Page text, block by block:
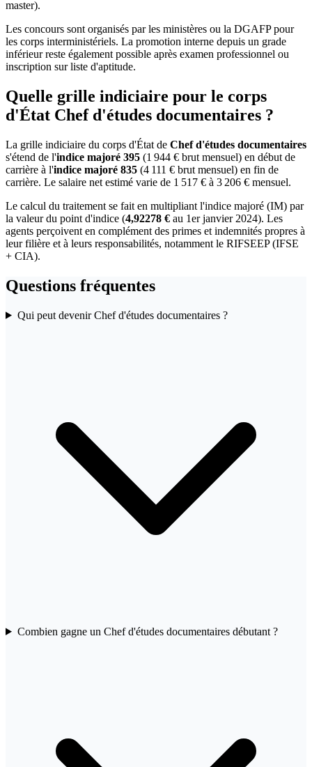
master).
Les concours sont organisés par les ministères ou la DGAFP pour
les corps interministériels. La promotion interne depuis un grade
inférieur reste également possible après examen professionnel ou
inscription sur liste d'aptitude.
Quelle grille indiciaire pour le corps
d'État Chef d'études documentaires ?
La grille indiciaire du corps d'État de Chef d'études documentaires
s'étend de l'indice majoré 395 (1 944 € brut mensuel) en début de
carrière à l'indice majoré 835 (4 111 € brut mensuel) en fin de
carrière. Le salaire net estimé varie de 1 517 € à 3 206 € mensuel.
Le calcul du traitement se fait en multipliant l'indice majoré (IM) par
la valeur du point d'indice (4,92278 € au 1er janvier 2024). Les
agents perçoivent en complément des primes et indemnités propres à
leur filière et à leurs responsabilités, notamment le RIFSEEP (IFSE
+ CIA).
Questions fréquentes
Qui peut devenir Chef d'études documentaires ?
Combien gagne un Chef d'études documentaires débutant ?